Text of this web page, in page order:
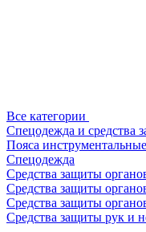
Все категории
Спецодежда и средства
Пояса инструментальные
Спецодежда
Средства защиты
Средства защиты
Средства защиты
Средства защиты рук и